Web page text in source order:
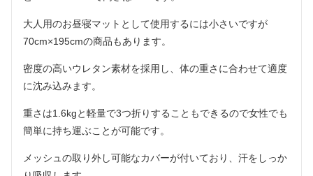
大人用のお昼寝マットとして使用するには小さいですが
70cm×195cmの商品もあります。
密度の高いウレタン素材を採用し、体の重さに合わせて適度
に沈み込みます。
重さは1.6kgと軽量で3つ折りすることもできるので女性でも
簡単に持ち運ぶことが可能です。
メッシュの取り外し可能なカバーが付いており、汗をしっか